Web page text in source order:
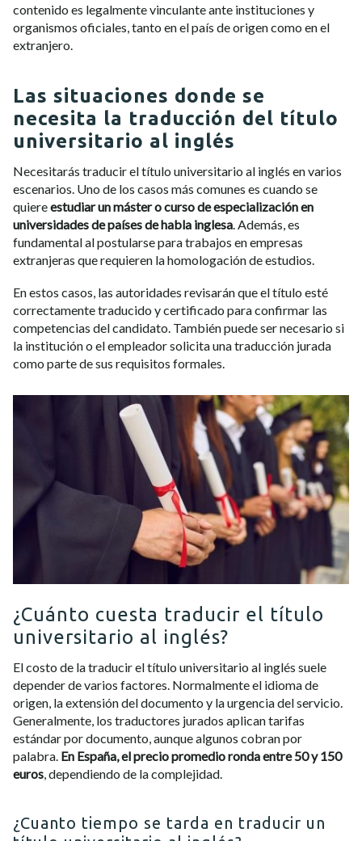
contenido es legalmente vinculante ante instituciones y
organismos oficiales, tanto en el país de origen como en el
extranjero.
Las situaciones donde se
necesita la traducción del título
universitario al inglés
Necesitarás traducir el título universitario al inglés en varios
escenarios. Uno de los casos más comunes es cuando se
quiereestudiar un máster o curso de especialización en
universidades de países de habla inglesa. Además, es
fundamental al postularse para trabajos en empresas
extranjeras que requieren la homologación de estudios.
En estos casos, las autoridades revisarán que el título esté
correctamente traducido y certificado para confirmar las
competencias del candidato. También puede ser necesario si
la institución o el empleador solicita una traducción jurada
como parte de sus requisitos formales.
¿Cuánto cuesta traducir el título
universitario al inglés?
El costo de la traducir el título universitario al inglés suele
depender de varios factores. Normalmente el idioma de
origen, la extensión del documento y la urgencia del servicio.
Generalmente, los traductores jurados aplican tarifas
estándar por documento, aunque algunos cobran por
palabra. En España, el precio promedio ronda entre 50 y 150
euros , dependiendo de la complejidad.
¿Cuanto tiempo se tarda en traducir un